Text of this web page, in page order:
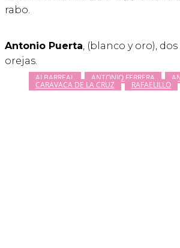
rabo.
Antonio Puerta, (blanco y oro),
orejas.
ALBARREAL ANTONIO FERRERA
CARAVACA DE LA CRUZ RAFAELILLO